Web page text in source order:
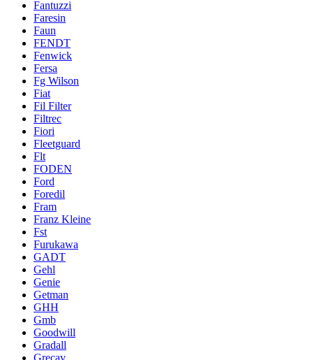
Fantuzzi
Faresin
Faun
FENDT
Fenwick
Fersa
Fg Wilson
Fiat
Fil Filter
Filtrec
Fiori
Fleetguard
Flt
FODEN
Ford
Foredil
Fram
Franz Kleine
Fst
Furukawa
GADT
Gehl
Genie
Getman
GHH
Gmb
Goodwill
Gradall
Grecav